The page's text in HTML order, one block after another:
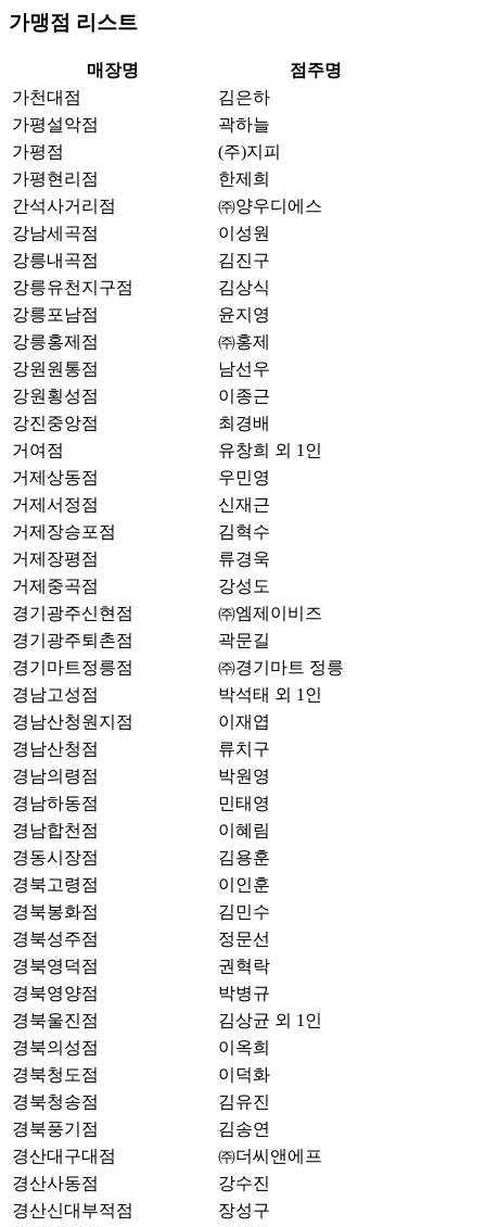
가맹점 리스트
매장명
점주명
가천대점
김은하
가평설악점
곽하늘
가평점
(주)지피
가평현리점
한제희
간석사거리점
㈜양우디에스
강남세곡점
이성원
강릉내곡점
김진구
강릉유천지구점
김상식
강릉포남점
윤지영
강릉홍제점
㈜홍제
강원원통점
남선우
강원횡성점
이종근
강진중앙점
최경배
거여점
유창희 외 1인
거제상동점
우민영
거제서정점
신재근
거제장승포점
김혁수
거제장평점
류경욱
거제중곡점
강성도
경기광주신현점
㈜엠제이비즈
경기광주퇴촌점
곽문길
경기마트정릉점
㈜경기마트 정릉
경남고성점
박석태 외 1인
경남산청원지점
이재엽
경남산청점
류치구
경남의령점
박원영
경남하동점
민태영
경남합천점
이혜림
경동시장점
김용훈
경북고령점
이인훈
경북봉화점
김민수
경북성주점
정문선
경북영덕점
권혁락
경북영양점
박병규
경북울진점
김상균 외 1인
경북의성점
이옥희
경북청도점
이덕화
경북청송점
김유진
경북풍기점
김송연
경산대구대점
㈜더씨앤에프
경산사동점
강수진
경산신대부적점
장성구